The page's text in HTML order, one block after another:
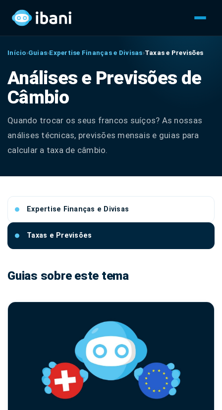
Início›Guias›Expertise Finanças e Divisas›Taxas e Previsões
Análises e Previsões de
Câmbio
Quando trocar os seus francos suíços? As nossas
análises técnicas, previsões mensais e guias para
calcular a taxa de câmbio.
Expertise Finanças e Divisas
Taxas e Previsões
Guias sobre este tema